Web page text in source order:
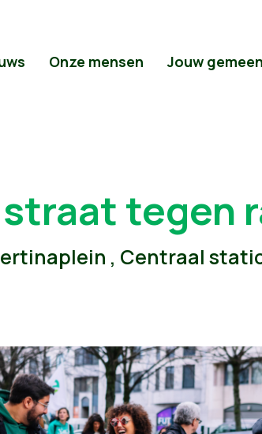
Onze mensen Jouw
tegen
, Centraal